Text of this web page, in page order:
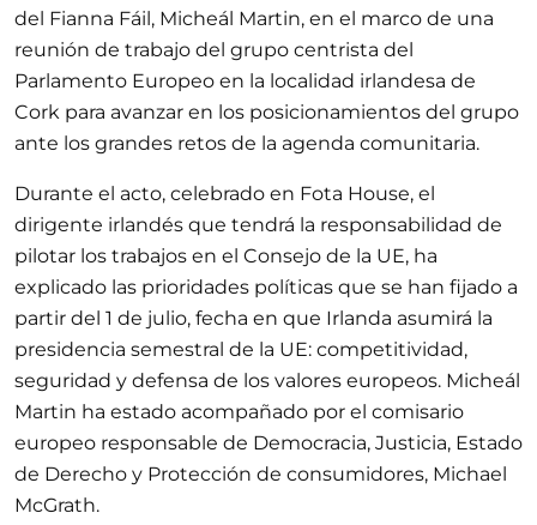
del Fianna Fáil, Micheál Martin, en el marco de una
reunión de trabajo del grupo centrista del
Parlamento Europeo en la localidad irlandesa de
Cork para avanzar en los posicionamientos del grupo
ante los grandes retos de la agenda comunitaria.
Durante el acto, celebrado en Fota House, el
dirigente irlandés que tendrá la responsabilidad de
pilotar los trabajos en el Consejo de la UE, ha
explicado las prioridades políticas que se han fijado a
partir del 1 de julio, fecha en que Irlanda asumirá la
presidencia semestral de la UE: competitividad,
seguridad y defensa de los valores europeos. Micheál
Martin ha estado acompañado por el comisario
europeo responsable de Democracia, Justicia, Estado
de Derecho y Protección de consumidores, Michael
McGrath.